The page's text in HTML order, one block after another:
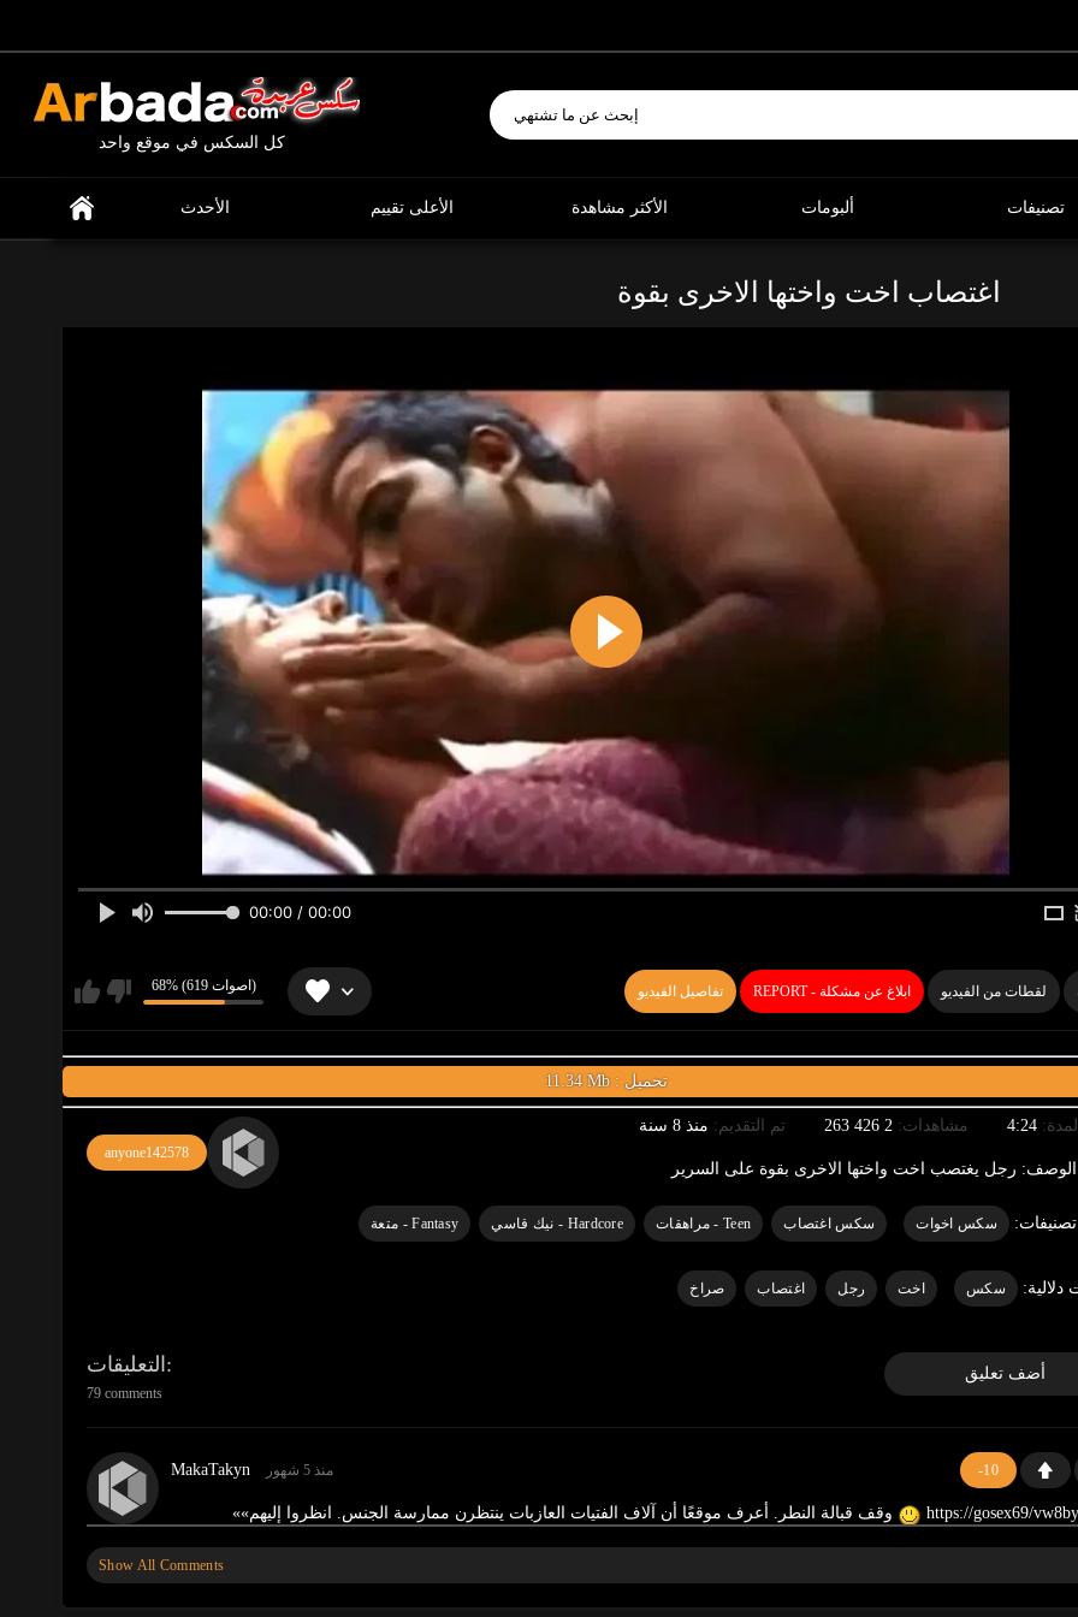
كل السكس في موقع واحد
إبحث عن ما تشتهي
الأحدث الأعلى تقييم الأكثر مشاهدة ألبومات تصنيفات
اغتصاب اخت واختها الاخرى بقوة
00:00 / 00:00
68% (619 اصوات) تفاصيل الفيديو REPORT - ابلاغ عن مشكلة لقطات من الفيديو
11.34 Mb : تحميل
anyone142578
المدة: 4:24 مشاهدات: 2 426 263 تم التقديم: منذ 8 سنة
الوصف: رجل يغتصب اخت واختها الاخرى بقوة على السرير
تصنيفات: سكس اخوات سكس اغتصاب Teen - مراهقات Hardcore - نيك قاسي Fantasy - متعة
دلالية: سكس اخت رجل اغتصاب صراخ
أضف تعليق التعليقات
79 comments
-10
MakaTakyn منذ 5 شهور
وقف قبالة النطر. أعرف موقعًا أن آلاف الفتيات العازبات ينتظرن ممارسة الجنس. انظروا إليهم»»
0
MakaTakyn منذ 5 شهور
Show All Comments